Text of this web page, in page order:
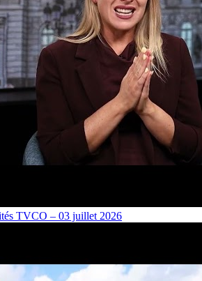
TVCO – 03 juillet 2026